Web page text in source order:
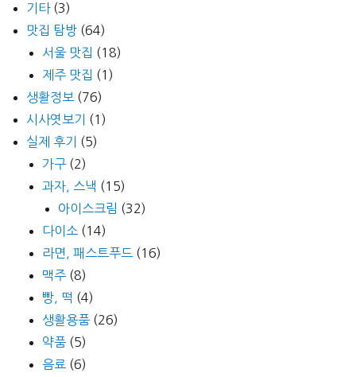
기타(3)
맛집 탐방 (64)
서울 맛집 (18)
제주 맛집 (1)
생활정보 (76)
시사엿보기
(1)
실제 후기
(5)
가구 (2)
과자, 스낵 (15)
아이스크림 (32)
다이소 (14)
라면, 패스트푸드 (16)
맥주 (8)
빵, 떡 (4)
생활용품 (26)
약품 (5)
음료 (6)